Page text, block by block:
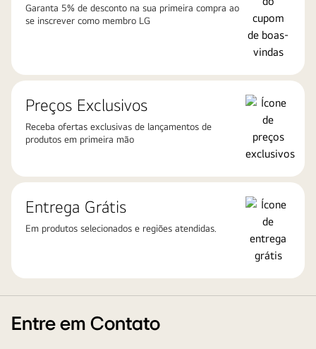
Garanta 5% de desconto na sua primeira compra ao
se inscrever como membro LG
Preços Exclusivos
Receba ofertas exclusivas de lançamentos de
produtos em primeira mão
Entrega Grátis
Em produtos selecionados e regiões atendidas.
Entre em Contato